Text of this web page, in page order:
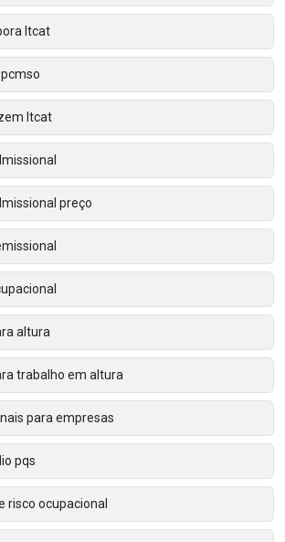
ltcat
ltcat
preço
altura
trabalho em altura
para empresas
pqs
risco ocupacional